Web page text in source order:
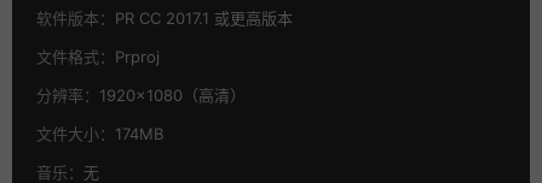
软件版本： PR CC 2017.1 或更高版本
文件格式： Prproj
分辨率： 1920×1080（高清）
文件大小： 174MB
音乐： 无